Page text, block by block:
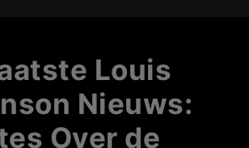
Louis
Nieuws:
Over de